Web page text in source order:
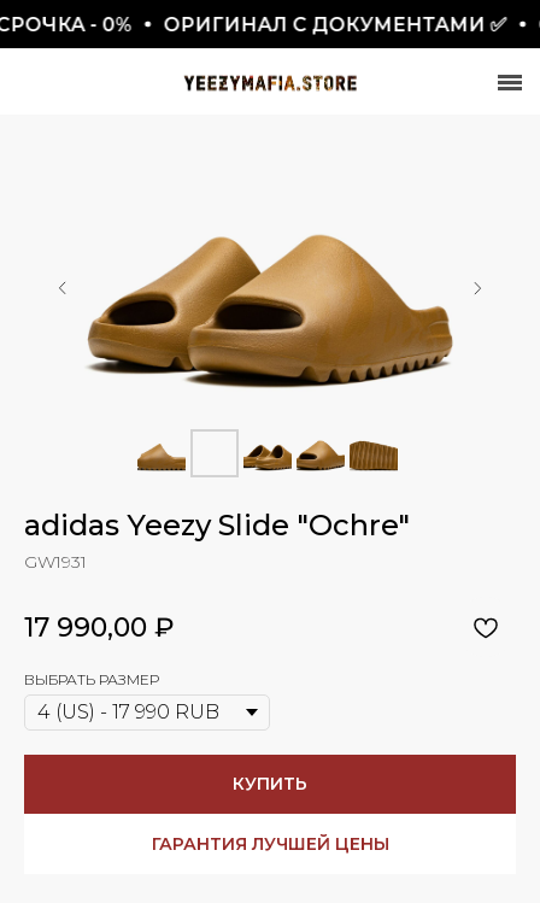
- 0% ОРИГИНАЛ С ДОКУМЕНТАМИ ✅
СКИДКА 7777₽ ПО ПРОМОКОДУ BLACKFRIDAY
adidas Yeezy Slide "Ochre"
GW1931
17 990,00 ₽
ВЫБРАТЬ РАЗМЕР
КУПИТЬ
ГАРАНТИЯ ЛУЧШЕЙ ЦЕНЫ